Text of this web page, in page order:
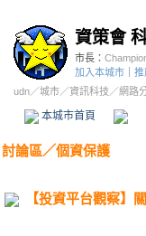
資策會
市長：
加入本城市
推
udn／城市／資訊科技 ／網路
本城市首頁
討論區／個資保護
【投資平台觀察】